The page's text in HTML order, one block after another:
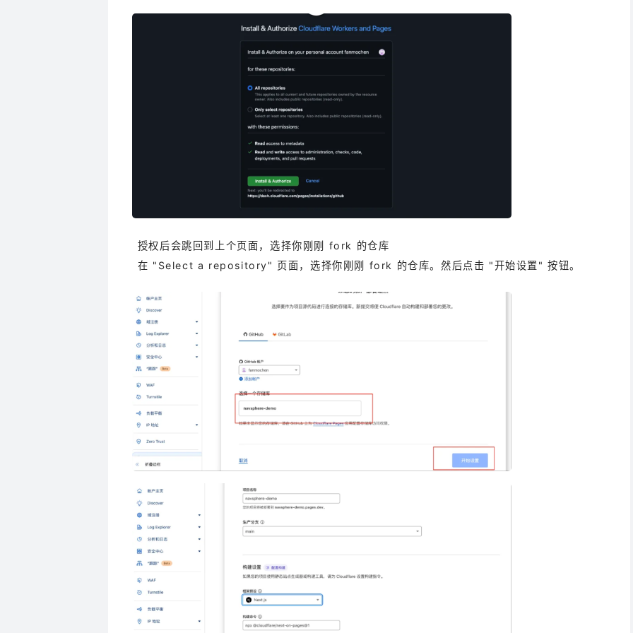
授权后会跳回到上个页面，选择你刚刚 fork 的仓库
在 "Select a repository" 页面，选择你刚刚 fork 的仓库。然后点击 "开始设置" 按钮。